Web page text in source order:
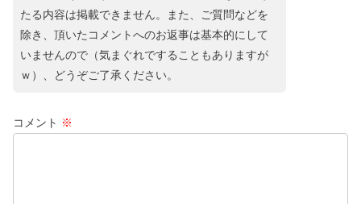
たる内容は掲載できません。また、ご質問などを
除き、頂いたコメントへのお返事は基本的にして
いませんので（気まぐれですることもありますが
ｗ）、どうぞご了承ください。
コメント ※